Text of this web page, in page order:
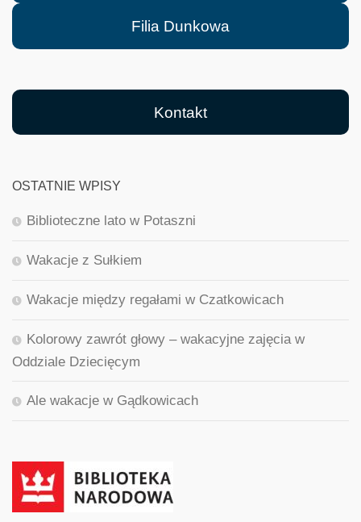
Filia Dunkowa
Kontakt
OSTATNIE WPISY
Biblioteczne lato w Potaszni
Wakacje z Sułkiem
Wakacje między regałami w Czatkowicach
Kolorowy zawrót głowy – wakacyjne zajęcia w
Oddziale Dziecięcym
Ale wakacje w Gądkowicach